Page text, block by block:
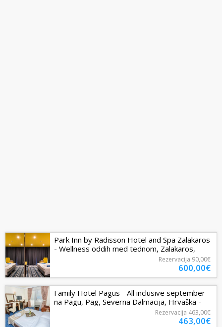
Park Inn by Radisson Hotel and Spa Zalakaros
- Wellness oddih med tednom, Zalakaros,
Madžarska - 600 EUR - 3x nočitev...Rezervacija 90,00€
600,00€
Family Hotel Pagus - All inclusive september
na Pagu, Pag, Severna Dalmacija, Hrvaška -
Rezervacija 463,00€
463,00€